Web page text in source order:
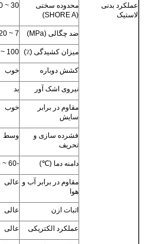
عملکرد بدنی
لاستیک
محدوده سختی
(SHORE A)
30 ~ 100
ضد چگالی (MPa) 7 ~ 20
میزان کشیدگی (٪) 100 ~ 300
کشش دوباره خوب
نیروی اشک آور بد
مقاوم در برابر
سایش
خوب
فشرده سازی و
تحریف
وسط
دامنه دما (℃) -60 ~ 150
مقاوم در برابر آب و
هوا
عالی
اثبات ازن عالی
عملکرد الکتریکی عالی